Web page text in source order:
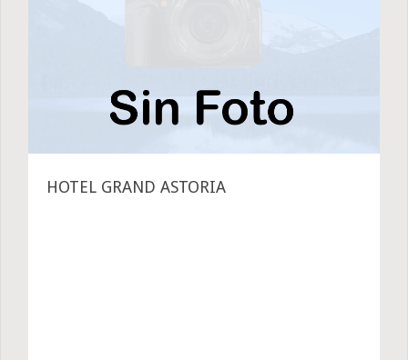
HOTEL GRAND ASTORIA